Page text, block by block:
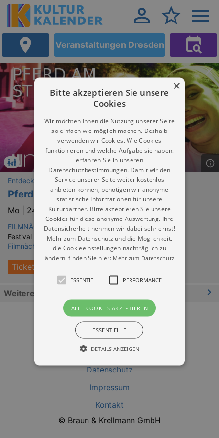
Veranstaltungen Dresden
Entdeckungen
Pferd am Stiel
Mo | 24.08.2026 | 17:00
FILMNÄCHTE AM ELBUFER Dresden
Festival / Fest:
Filmnächte am Elbufer - ALLE FILME
Tickets
Weitere Informationen
Datenschutz
Impressum
Kontakt
© Braun & Krellmann GmbH
×
Bitte akzeptieren Sie unsere
Cookies
Wir möchten Ihnen die Nutzung unserer Seite
so einfach wie möglich machen. Deshalb
verwenden wir Cookies. Wie Cookies
funktionieren und welche Aufgabe sie haben,
erfahren Sie in unseren
Datenschutzbestimmungen. Damit wir den
Service unserer Seite weiter kostenlos
anbieten können, benötigen wir anonyme
statistische Informationen für unsere
Kulturpartner. Bitte akzeptieren Sie unsere
Cookies für diese anonyme Auswertung. Ihre
Datensicherheit nehmen wir dabei sehr ernst!
Mehr zum Datenschutz und die Möglichkeit,
die Cookieeinstellungen nachträglich zu
ändern, finden Sie hier: Mehr zum Datenschutz
ESSENTIELL PERFORMANCE
ALLE COOKIES AKZEPTIEREN
ESSENTIELLE
DETAILS ANZEIGEN
Essentiell Performance
Essentielle Cookies werden für die
gebraucht. Zum Beispiel für das Login in Ihren